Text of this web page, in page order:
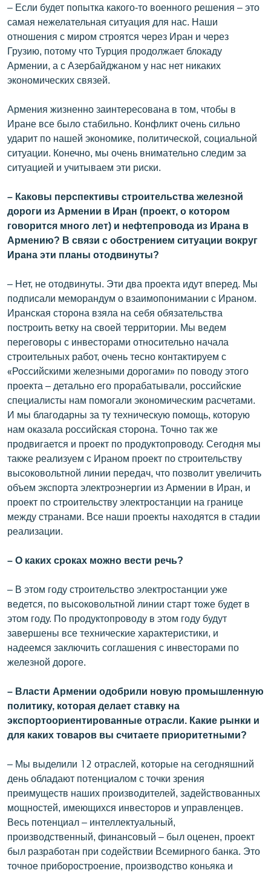
– Если будет попытка какого-то военного решения – это
самая нежелательная ситуация для нас. Наши
отношения с миром строятся через Иран и через
Грузию, потому что Турция продолжает блокаду
Армении, а с Азербайджаном у нас нет никаких
экономических связей.
Армения жизненно заинтересована в том, чтобы в
Иране все было стабильно. Конфликт очень сильно
ударит по нашей экономике, политической, социальной
ситуации. Конечно, мы очень внимательно следим за
ситуацией и учитываем эти риски.
– Каковы перспективы строительства железной
дороги из Армении в Иран (проект, о котором
говорится много лет) и нефтепровода из Ирана в
Армению? В связи с обострением ситуации вокруг
Ирана эти планы отодвинуты?
– Нет, не отодвинуты. Эти два проекта идут вперед. Мы
подписали меморандум о взаимопонимании с Ираном.
Иранская сторона взяла на себя обязательства
построить ветку на своей территории. Мы ведем
переговоры с инвесторами относительно начала
строительных работ, очень тесно контактируем с
«Российскими железными дорогами» по поводу этого
проекта – детально его прорабатывали, российские
специалисты нам помогали экономическим расчетами.
И мы благодарны за ту техническую помощь, которую
нам оказала российская сторона. Точно так же
продвигается и проект по продуктопроводу. Сегодня мы
также реализуем с Ираном проект по строительству
высоковольтной линии передач, что позволит увеличить
объем экспорта электроэнергии из Армении в Иран, и
проект по строительству электростанции на границе
между странами. Все наши проекты находятся в стадии
реализации.
– О каких сроках можно вести речь?
– В этом году строительство электростанции уже
ведется, по высоковольтной линии старт тоже будет в
этом году. По продуктопроводу в этом году будут
завершены все технические характеристики, и
надеемся заключить соглашения с инвесторами по
железной дороге.
– Власти Армении одобрили новую промышленную
политику, которая делает ставку на
экспортоориентированные отрасли. Какие рынки и
для каких товаров вы считаете приоритетными?
– Мы выделили 12 отраслей, которые на сегодняшний
день обладают потенциалом с точки зрения
преимуществ наших производителей, задействованных
мощностей, имеющихся инвесторов и управленцев.
Весь потенциал – интеллектуальный,
производственный, финансовый – был оценен, проект
был разработан при содействии Всемирного банка. Это
точное приборостроение, производство коньяка и